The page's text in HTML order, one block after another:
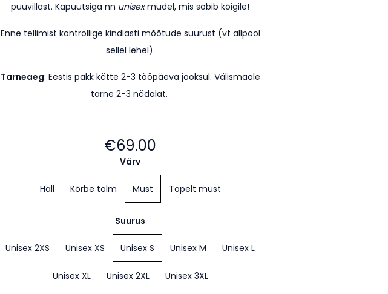
puuvillast. Kapuutsiga nn unisexmudel, mis sobib kõigile!
Enne tellimist kontrollige kindlasti mõõtude suurust (vt allpool
sellel lehel).
Tarneaeg: Eestis pakk kätte 2-3 tööpäeva jooksul. Välismaale
tarne 2-3 nädalat.
€69.00
Värv
Hall Kõrbe tolm Must Topelt must
Suurus
Unisex 2XS Unisex XS Unisex S Unisex M Unisex L
Unisex XL Unisex 2XL Unisex 3XL